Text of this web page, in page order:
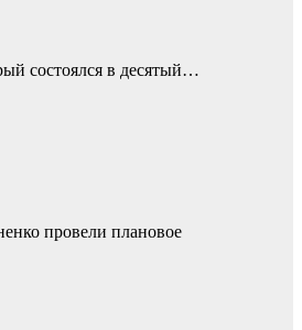
состоялся в десятый…
провели плановое